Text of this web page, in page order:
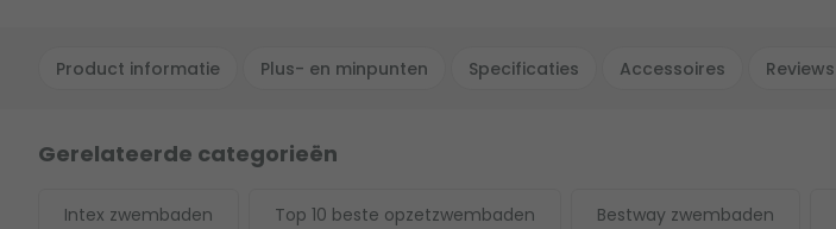
Product informatie Plus- en minpunten Specificaties Accessoires Reviews
Gerelateerde categorieën
Intex zwembaden Top 10 beste opzetzwembaden Bestway zwembaden